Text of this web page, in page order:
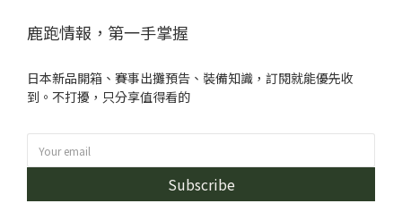
鹿跑情報，第一手掌握
日本新品開箱、賽事出攤預告、裝備知識，訂閱就能優先收
到。不打擾，只分享值得看的
Subscribe